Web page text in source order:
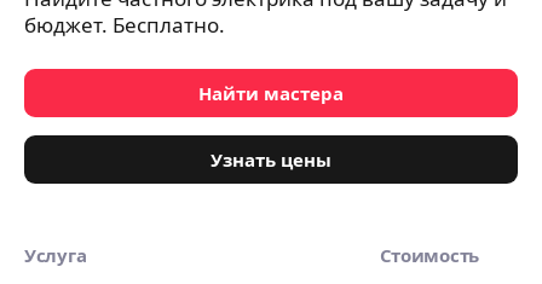
бюджет. Бесплатно.
Найти мастера
Узнать цены
Услуга Стоимость